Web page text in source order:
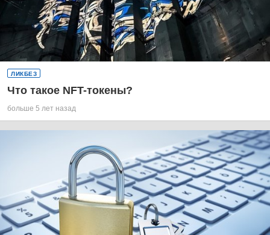
ЛИКБЕЗ
Что такое NFT-токены?
больше 5 лет назад